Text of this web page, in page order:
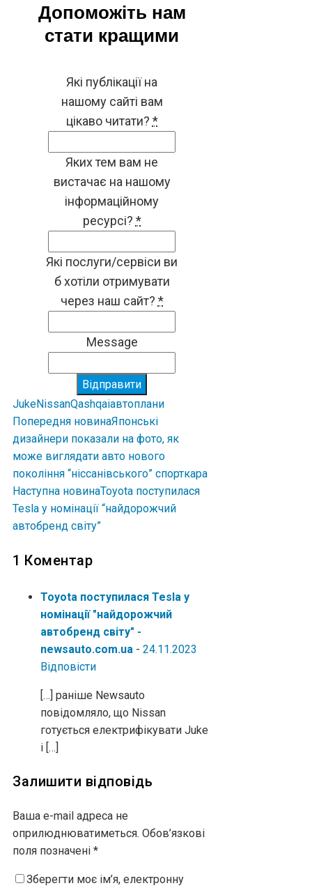
Допоможіть нам
стати кращими
Які публікації на
нашому сайті вам
цікаво читати? *
Яких тем вам не
вистачає на нашому
інформаційному
ресурсі? *
Які послуги/сервіси ви
б хотіли отримувати
через наш сайт? *
Message
Відправити
JukeNissanQashqaiавтоплани
Попередня новинаЯпонські
дизайнери показали на фото, як
може виглядати авто нового
покоління “ніссанівського” спорткара
Наступна новинаToyota поступилася
Tesla у номінації “найдорожчий
автобренд світу”
1 Коментар
Toyota поступилася Tesla у
номінації "найдорожчий
автобренд світу" -
newsauto.com.ua - 24.11.2023
Відповіcти
[…] раніше Newsauto
повідомляло, що Nissan
готується електрифікувати Juke
і […]
Залишити відповідь
Ваша e-mail адреса не
оприлюднюватиметься. Обов’язкові
поля позначені *
Зберегти моє ім’я, електронну